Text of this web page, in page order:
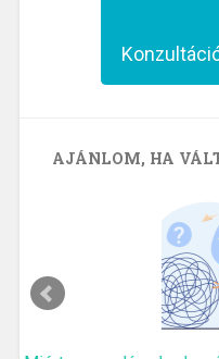
AJÁNLOM, HA